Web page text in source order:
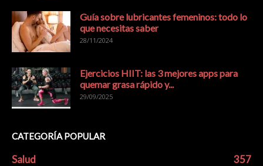
Guía sobre lubricantes femeninos: todo lo
que necesitas saber
28/11/2024
Ejercicios HIIT: las 3 mejores apps para
quemar grasa rápido y...
29/09/2025
CATEGORÍA POPULAR
Salud
357